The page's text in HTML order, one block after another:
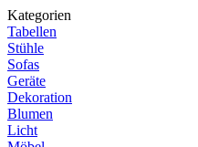
Kategorien
Tabellen
Stühle
Sofas
Geräte
Dekoration
Blumen
Licht